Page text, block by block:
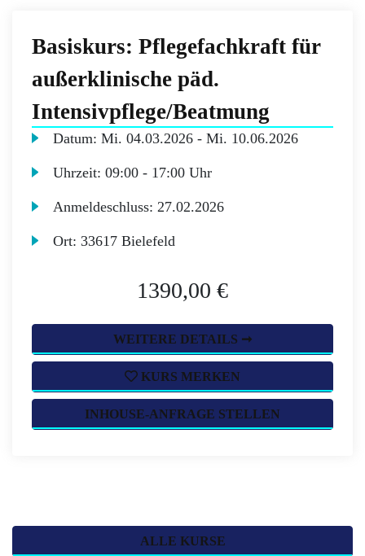
Basiskurs: Pflegefachkraft für
außerklinische päd.
Intensivpflege/Beatmung
Datum:Mi. 04.03.2026 -Mi. 10.06.2026
Uhrzeit:09:00 - 17:00 Uhr
Anmeldeschluss:27.02.2026
Ort:33617 Bielefeld
1390,00 €
WEITERE DETAILS ➞
KURS MERKEN
INHOUSE-ANFRAGE STELLEN
ALLE KURSE